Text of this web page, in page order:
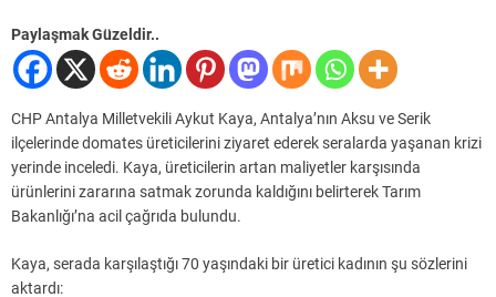
Paylaşmak Güzeldir..
CHP Antalya Milletvekili Aykut Kaya, Antalya’nın Aksu ve Serik
ilçelerinde domates üreticilerini ziyaret ederek seralarda yaşanan krizi
yerinde inceledi. Kaya, üreticilerin artan maliyetler karşısında
ürünlerini zararına satmak zorunda kaldığını belirterek Tarım
Bakanlığı’na acil çağrıda bulundu.
Kaya, serada karşılaştığı 70 yaşındaki bir üretici kadının şu sözlerini
aktardı: